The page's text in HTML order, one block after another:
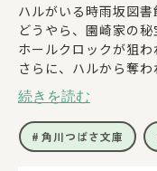
ハルがいる時雨坂図
どうやら、園崎家の秘
ホールクロックが狙わ
さらに、ハルから奪わ
サファイアのカギも見
ハル、隼、奏音は、暗
ハルゆかりの地、軽
そこでついに、園崎家
続きを読む
角川つばさ文庫